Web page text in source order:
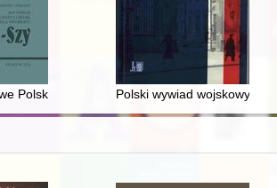
w Polsce i na świecie
do Sejmu i Senatu w 2023 roku
styczniowym. T. 1
Polski : historia, pochodzenie, zmiany. 17,
Polski wywiad wojskowy w